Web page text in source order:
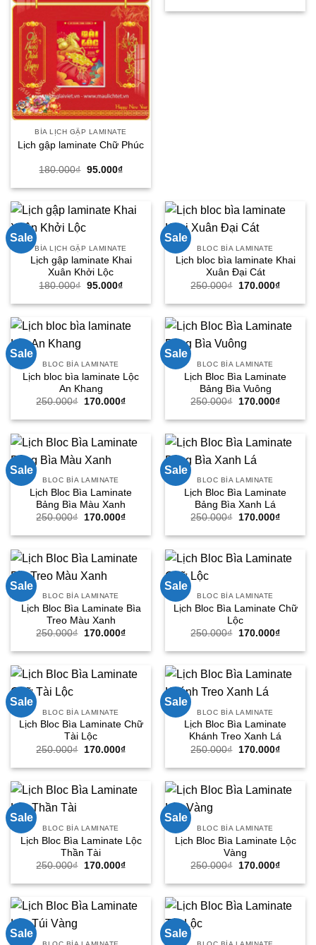
BÌA LỊCH GẬP LAMINATE
Lịch gập laminate Chữ Phúc
180.000₫ Giá
là:
95.000₫Giá
tại
95.000₫.
là:
tại
Sale
BÌA LỊCH GẬP LAMINATE
Lịch gập laminate Khai
Xuân Khởi Lộc
180.000₫ Giá
là:
95.000₫Giá
tại
95.000₫.
Sale
BLOC BÌA LAMINATE
Lịch bloc bìa laminate Khai
Xuân Đại Cát
250.000₫
Giá
là:
170.000₫Giá
tại
Sale
BLOC BÌA LAMINATE
Lịch bloc bìa laminate Lộc
An Khang
250.000₫
Giá
là:
170.000₫Giá
tại
170.000₫.
Sale
BLOC BÌA LAMINATE
Lịch Bloc Bìa Laminate
Bảng Bìa Vuông
250.000₫
Giá
là:
170.000₫Giá
tại
Sale
BLOC BÌA LAMINATE
Lịch Bloc Bìa Laminate
Bảng Bìa Màu Xanh
250.000₫
Giá
là:
170.000₫Giá
tại
170.000₫.
Sale
BLOC BÌA LAMINATE
Lịch Bloc Bìa Laminate
Bảng Bìa Xanh Lá
250.000₫
Giá
là:
170.000₫Giá
tại
Sale
BLOC BÌA LAMINATE
Lịch Bloc Bìa Laminate Bìa
Treo Màu Xanh
250.000₫
Giá
là:
170.000₫Giá
tại
170.000₫.
Sale
BLOC BÌA LAMINATE
Lịch Bloc Bìa Laminate Chữ
Lộc
250.000₫
Giá
là:
170.000₫Giá
tại
Sale
BLOC BÌA LAMINATE
Lịch Bloc Bìa Laminate Chữ
Tài Lộc
250.000₫
Giá
là:
170.000₫Giá
tại
170.000₫.
Sale
BLOC BÌA LAMINATE
Lịch Bloc Bìa Laminate
Khánh Treo Xanh Lá
250.000₫
Giá
là:
170.000₫Giá
tại
Sale
BLOC BÌA LAMINATE
Lịch Bloc Bìa Laminate Lộc
Thần Tài
250.000₫
Giá
là:
170.000₫Giá
tại
170.000₫.
Sale
BLOC BÌA LAMINATE
Lịch Bloc Bìa Laminate Lộc
Vàng
250.000₫
Giá
là:
170.000₫Giá
tại
Sale Sale